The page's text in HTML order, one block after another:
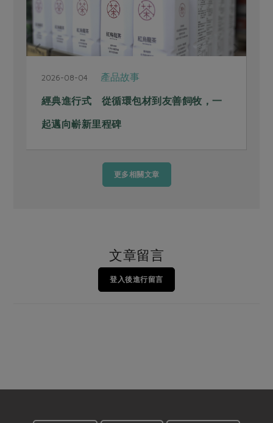
2026-08-04 產品故事
經典進行式 從循環包材到友善飼牧，一
起邁向嶄新里程碑
更多相關文章
文章留言
登入後進行留言